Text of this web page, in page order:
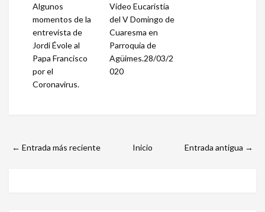
Algunos
momentos de la
entrevista de
Jordi Évole al
Papa Francisco
por el
Coronavirus.
Vídeo Eucaristía
del V Domingo de
Cuaresma en
Parroquia de
Agüimes.28/03/2
020
← Entrada más reciente Entrada antigua →
Inicio